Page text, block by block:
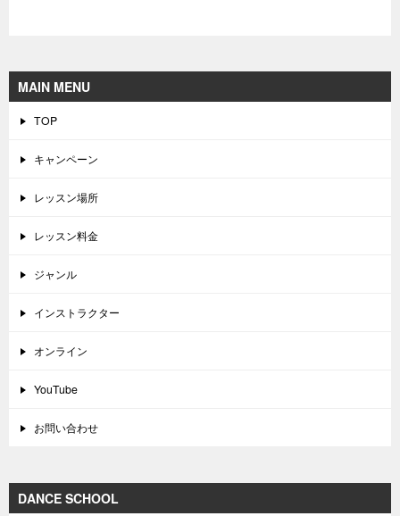
MAIN MENU
TOP
キャンペーン
レッスン場所
レッスン料金
ジャンル
インストラクター
オンライン
YouTube
お問い合わせ
DANCE SCHOOL